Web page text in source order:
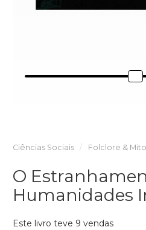
Ciências Sociais Folclore &
O
Humanidades
Este livro teve 9 vendas